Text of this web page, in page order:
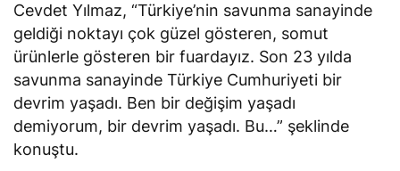
Cevdet Yılmaz, “Türkiye’nin savunma sanayinde
geldiği noktayı çok güzel gösteren, somut
ürünlerle gösteren bir fuardayız. Son 23 yılda
savunma sanayinde Türkiye Cumhuriyeti bir
devrim yaşadı. Ben bir değişim yaşadı
demiyorum, bir devrim yaşadı. Bu…” şeklinde
konuştu.